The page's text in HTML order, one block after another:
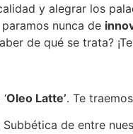
y alegrar los
nunca de
de qué se trata?
Oleo Latte’. Te
de entre